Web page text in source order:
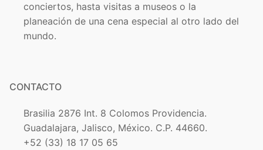
conciertos, hasta visitas a museos o la
planeación de una cena especial al otro lado del
mundo.
CONTACTO
Brasilia 2876 Int. 8 Colomos Providencia.
Guadalajara, Jalisco, México. C.P. 44660.
+52 (33) 18 17 05 65